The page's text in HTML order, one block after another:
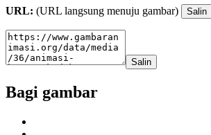
URL: (URL langsung menuju gambar) Salin
Salin
Bagi gambar